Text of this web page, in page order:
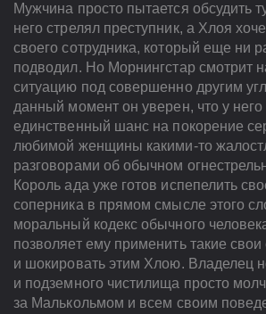
Мужчина просто пытается обсудить
него стрелял преступник, а Хлоя
своего сотрудника, который еще ни
подводил. Но Морнингстар смотрит
ситуацию под совершенно другим
данный момент он уверен, что у него
единственный шанс на покорение
любимой женщины какими-то
разговорами об обычном
Король ада уже готов испепелить
соперника в прямом смысле этого
моральный кодекс обычного
позволяет ему применить такие свои
и шокировать этим Хлою. Владелец
и подземного чистилища просто
за Малькольмом и всем своим